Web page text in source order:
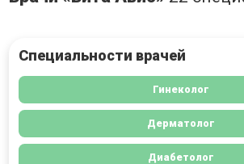
Специальности врачей
Гинеколог
Дерматолог
Диабетолог